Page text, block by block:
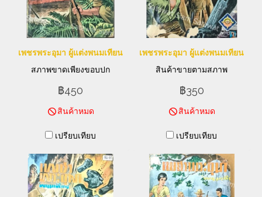
เพชรพระอุมา ผู้แต่งพนมเทียน
สภาพขาดเพียงขอบปก
฿450
สินค้าหมด
เปรียบเทียบ
เพชรพระอุมา ผู้แต่งพนมเทียน
สินค้าขายตามสภาพ
฿350
สินค้าหมด
เปรียบเทียบ